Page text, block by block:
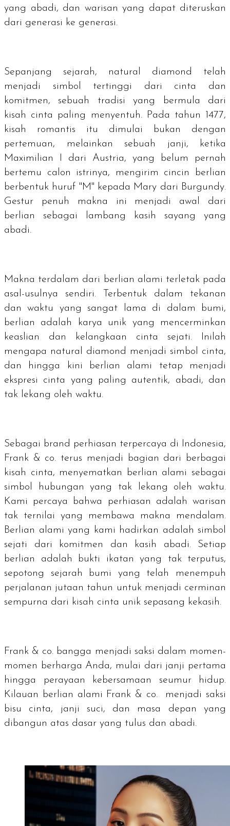
yang abadi, dan warisan yang dapat diteruskan
dari generasi ke generasi.
Sepanjang sejarah, natural diamond telah
menjadi simbol tertinggi dari cinta dan
komitmen, sebuah tradisi yang bermula dari
kisah cinta paling menyentuh. Pada tahun 1477,
kisah romantis itu dimulai bukan dengan
pertemuan, melainkan sebuah janji, ketika
Maximilian I dari Austria, yang belum pernah
bertemu calon istrinya, mengirim cincin berlian
berbentuk huruf "M" kepada Mary dari Burgundy.
Gestur penuh makna ini menjadi awal dari
berlian sebagai lambang kasih sayang yang
abadi.
Makna terdalam dari berlian alami terletak pada
asal-usulnya sendiri. Terbentuk dalam tekanan
dan waktu yang sangat lama di dalam bumi,
berlian adalah karya unik yang mencerminkan
keaslian dan kelangkaan cinta sejati. Inilah
mengapa natural diamond menjadi simbol cinta,
dan hingga kini berlian alami tetap menjadi
ekspresi cinta yang paling autentik, abadi, dan
tak lekang oleh waktu.
Sebagai brand perhiasan terpercaya di Indonesia,
Frank & co. terus menjadi bagian dari berbagai
kisah cinta, menyematkan berlian alami sebagai
simbol hubungan yang tak lekang oleh waktu.
Kami percaya bahwa perhiasan adalah warisan
tak ternilai yang membawa makna mendalam.
Berlian alami yang kami hadirkan adalah simbol
sejati dari komitmen dan kasih abadi. Setiap
berlian adalah bukti ikatan yang tak terputus,
sepotong sejarah bumi yang telah menempuh
perjalanan jutaan tahun untuk menjadi cerminan
sempurna dari kisah cinta unik sepasang kekasih.
Frank & co. bangga menjadi saksi dalam momen-
momen berharga Anda, mulai dari janji pertama
hingga perayaan kebersamaan seumur hidup.
Kilauan berlian alami Frank & co. menjadi saksi
bisu cinta, janji suci, dan masa depan yang
dibangun atas dasar yang tulus dan abadi.